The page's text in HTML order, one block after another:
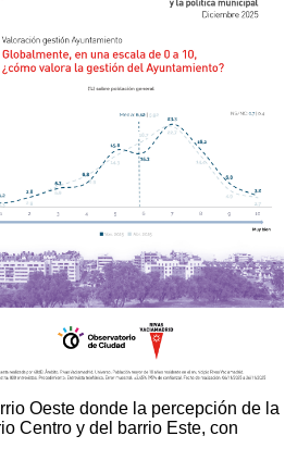
Oeste donde la percepción de la
Centro y del barrio Este, con